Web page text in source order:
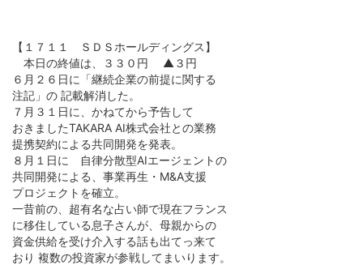
【１７１１ ＳＤＳホールディングス】
本日の終値は、３３０円 ▲３円
６月２６日に「継続企業の前提に関する
注記」の 記載解消した。
７月３１日に、かねてから予告して
おきましたTAKARA AI株式会社との業務
提携契約による共同開発を発表。
８月１日に 自律分散型AIエージェントの
共同開発による、事業再生・M&A支援
プロジェクトを確立。
一昔前の、超有名な占い師で現在フランス
に移住している息子さんが、母親からの
資金供給を受け介入する話も出てっ来て
おり 複数の投資家が参戦してまいります。